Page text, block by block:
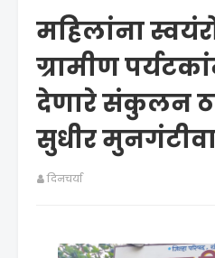
महिलांना
ग्रामीण
देणारे संकुलन
सुधीर
दिनचर्या